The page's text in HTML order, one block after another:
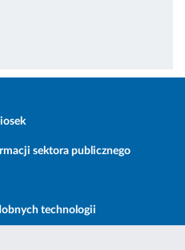
sektora publicznego
technologii